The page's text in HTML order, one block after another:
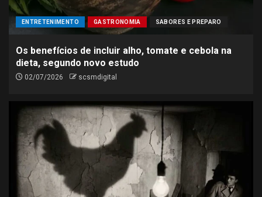
ENTRETENIMENTO GASTRONOMIA SABORES E PREPARO
Os benefícios de incluir alho, tomate e cebola na
dieta, segundo novo estudo
02/07/2026 scsmdigital